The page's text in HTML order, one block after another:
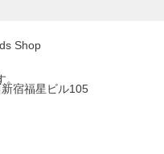
宿福星ビル105